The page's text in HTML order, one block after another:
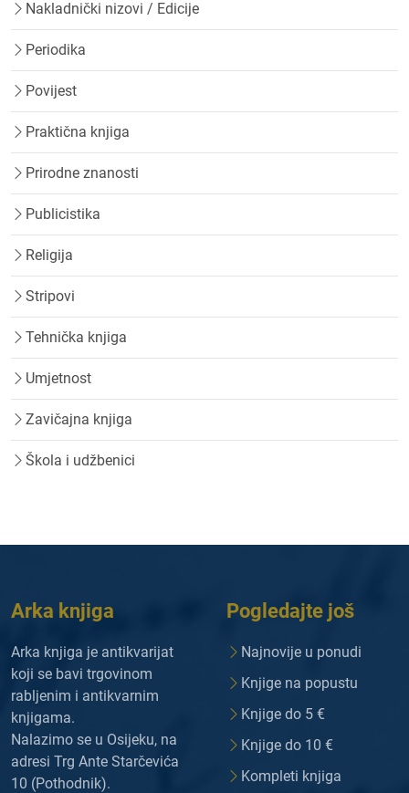
Nakladnički nizovi / Edicije
Periodika
Povijest
Praktična knjiga
Prirodne znanosti
Publicistika
Religija
Stripovi
Tehnička knjiga
Umjetnost
Zavičajna knjiga
Škola i udžbenici
Arka knjiga
Arka knjiga je antikvarijat
koji se bavi trgovinom
rabljenim i antikvarnim
knjigama.
Nalazimo se u Osijeku, na
adresi Trg Ante Starčevića
10 (Pothodnik).
Pogledajte još
Najnovije u ponudi
Knjige na popustu
Knjige do 5 €
Knjige do 10 €
Kompleti knjiga